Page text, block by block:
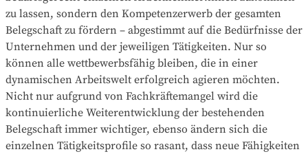
zu lassen, sondern den Kompetenzerwerb der gesamten
Belegschaft zu fördern – abgestimmt auf die Bedürfnisse der
Unternehmen und der jeweiligen Tätigkeiten. Nur so
können alle wettbewerbsfähig bleiben, die in einer
dynamischen Arbeitswelt erfolgreich agieren möchten.
Nicht nur aufgrund von Fachkräftemangel wird die
kontinuierliche Weiterentwicklung der bestehenden
Belegschaft immer wichtiger, ebenso ändern sich die
einzelnen Tätigkeitsprofile so rasant, dass neue Fähigkeiten